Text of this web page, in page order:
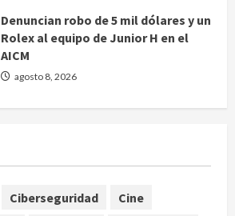
AICM
agosto 8, 2026
Sheinbaum contra el narco pero
México y Perú restablecen
Ciberseguridad
Cine